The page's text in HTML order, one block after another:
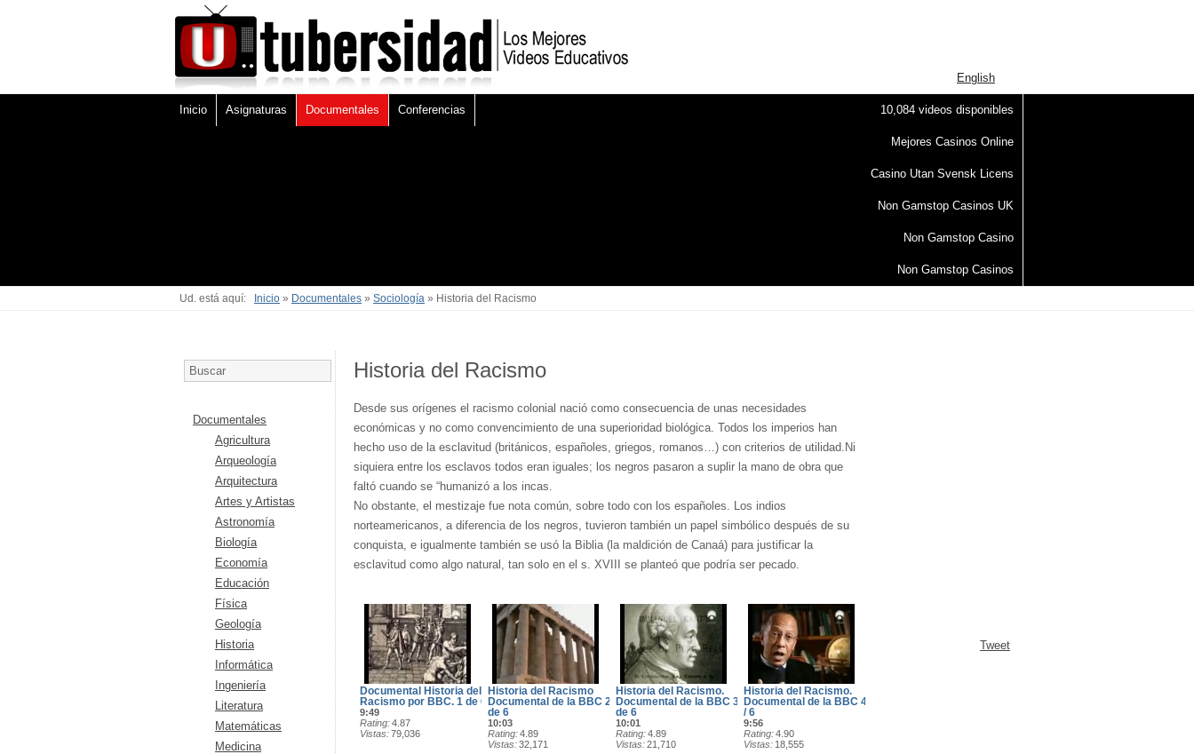
English
Inicio Asignaturas Documentales Conferencias 10,084 videos disponibles
Mejores Casinos Online
Casino Utan Svensk Licens
Non Gamstop Casinos UK
Non Gamstop Casino
Non Gamstop Casinos
Ud. está aquí: Inicio » Documentales » Sociología » Historia del Racismo
Documentales
Agricultura
Arqueología
Arquitectura
Artes y Artistas
Astronomía
Biología
Economía
Educación
Física
Geología
Historia
Informática
Ingeniería
Literatura
Matemáticas
Medicina
Historia del Racismo
Desde sus orígenes el racismo colonial nació como consecuencia de unas necesidades
económicas y no como convencimiento de una superioridad biológica. Todos los imperios han
hecho uso de la esclavitud (británicos, españoles, griegos, romanos…) con criterios de utilidad.Ni
siquiera entre los esclavos todos eran iguales; los negros pasaron a suplir la mano de obra que
faltó cuando se “humanizó a los incas.
No obstante, el mestizaje fue nota común, sobre todo con los españoles. Los indios
norteamericanos, a diferencia de los negros, tuvieron también un papel simbólico después de su
conquista, e igualmente también se usó la Biblia (la maldición de Canaá) para justificar la
esclavitud como algo natural, tan solo en el s. XVIII se planteó que podría ser pecado.
Documental Historia del
Racismo por BBC. 1 de 6
9:49
Rating 4.87
Vistas 79,036
Historia del Racismo
Documental de la BBC 2
de 6
10:03
Rating 4.89
Vistas 32,171
Historia del Racismo.
Documental de la BBC 3
de 6
10:01
Rating 4.89
Vistas 21,710
Historia del Racismo.
Documental de la BBC 4
/ 6
9:56
Rating 4.90
Vistas 18,555
Tweet